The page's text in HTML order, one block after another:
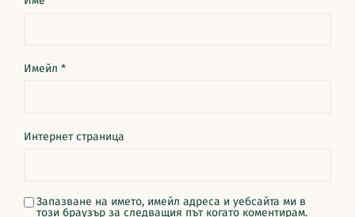
Имейл*
Интернет страница
Запазване на името, имейл адреса и уебсайта ми в
този браузър за следващия път когато коментирам.